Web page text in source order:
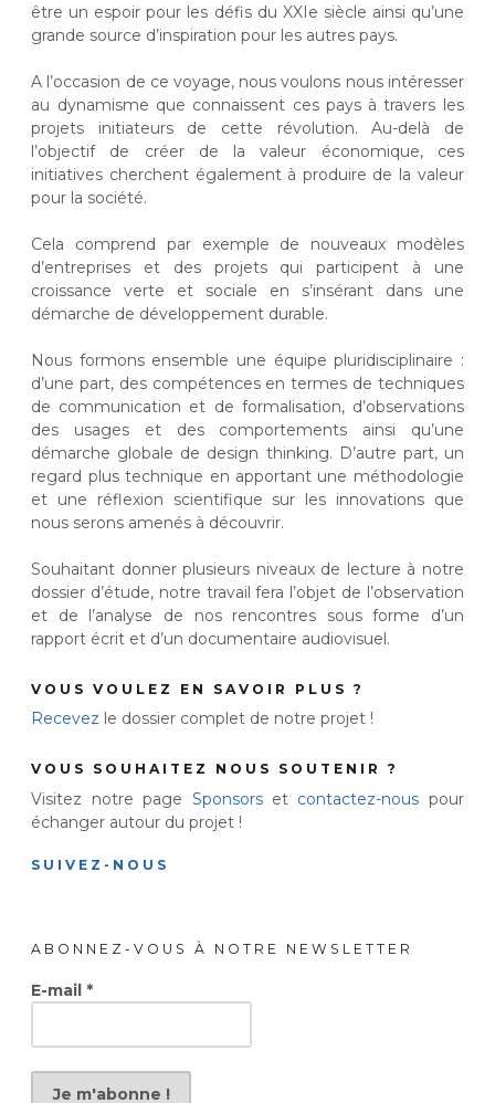
être un espoir pour les défis du XXIe siècle ainsi qu’une
grande source d’inspiration pour les autres pays.
A l’occasion de ce voyage, nous voulons nous intéresser
au dynamisme que connaissent ces pays à travers les
projets initiateurs de cette révolution. Au-delà de
l’objectif de créer de la valeur économique, ces
initiatives cherchent également à produire de la valeur
pour la société.
Cela comprend par exemple de nouveaux modèles
d’entreprises et des projets qui participent à une
croissance verte et sociale en s’insérant dans une
démarche de développement durable.
Nous formons ensemble une équipe pluridisciplinaire :
d’une part, des compétences en termes de techniques
de communication et de formalisation, d’observations
des usages et des comportements ainsi qu’une
démarche globale de design thinking. D’autre part, un
regard plus technique en apportant une méthodologie
et une réflexion scientifique sur les innovations que
nous serons amenés à découvrir.
Souhaitant donner plusieurs niveaux de lecture à notre
dossier d’étude, notre travail fera l’objet de l’observation
et de l’analyse de nos rencontres sous forme d’un
rapport écrit et d’un documentaire audiovisuel.
VOUS VOULEZ EN SAVOIR PLUS ?
Recevez le dossier complet de notre projet !
VOUS SOUHAITEZ NOUS SOUTENIR ?
Visitez notre page Sponsorset contactez-nous pour
échanger autour du projet !
SUIVEZ-NOUS
ABONNEZ-VOUS À NOTRE NEWSLETTER
E-mail *